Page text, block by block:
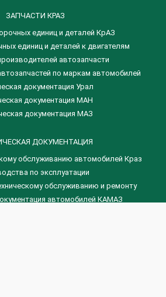
ЗАПЧАСТИ КРАЗ
единиц и деталей КрАЗ
единиц и деталей к двигателям
автозапчасти
по маркам автомобилей
документация Урал
документация МАН
документация МАЗ
ДОКУМЕНТАЦИЯ
обслуживанию автомобилей Краз
по эксплуатации
обслуживанию и ремонту
автомобилей КАМАЗ